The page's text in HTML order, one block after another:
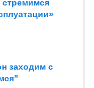
заходим с